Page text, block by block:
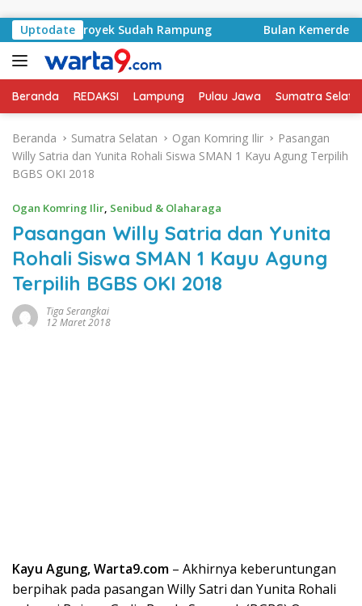
Uptodate
Proyek Sudah Rampung Bulan Kemerdekaan,
Beranda REDAKSI Lampung Pulau Jawa Sumatra
Beranda Sumatra Selatan Ogan Komring Ilir
Pasangan
Willy Satria dan Yunita Rohali Siswa SMAN 1 Kayu Agung Terpilih
BGBS OKI 2018
Ogan Komring Ilir, Senibud & Olaharaga
Pasangan Willy Satria dan Yunita
Rohali Siswa SMAN 1 Kayu Agung
Terpilih BGBS OKI 2018
Tiga Serangkai
12 Maret 2018
Kayu Agung, Warta9.com – Akhirnya keberuntungan
berpihak pada pasangan Willy Satri dan Yunita Rohali